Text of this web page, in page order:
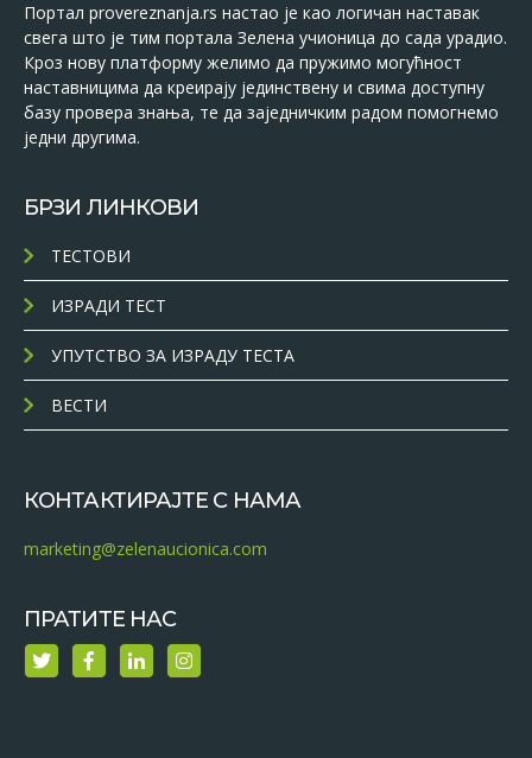
Портал provereznanja.rs настао је као логичан наставак
свега што је тим портала Зелена учионица до сада урадио.
Кроз нову платформу желимо да пружимо могућност
наставницима да креирају јединствену и свима доступну
базу провера знања, те да заједничким радом помогнемо
једни другима.
БРЗИ ЛИНКОВИ
ТЕСТОВИ
ИЗРАДИ ТЕСТ
УПУТСТВО ЗА ИЗРАДУ ТЕСТА
ВЕСТИ
КОНТАКТИРАЈТЕ С НАМА
marketing@zelenaucionica.com
ПРАТИТЕ НАС